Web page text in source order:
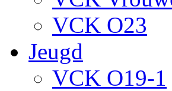
VCK O23
Jeugd
VCK O19-1